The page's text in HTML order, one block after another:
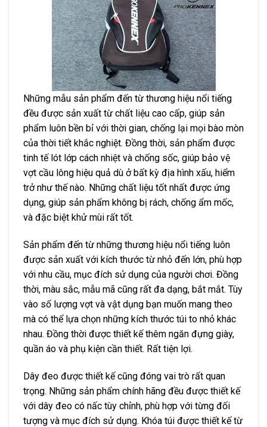
Những mẫu sản phẩm đến từ thương hiệu nổi tiếng
đều được sản xuất từ chất liệu cao cấp, giúp sản
phẩm luôn bền bỉ với thời gian, chống lại mọi bào mòn
của thời tiết khắc nghiệt. Đồng thời, sản phẩm được
tinh tế lót lớp cách nhiệt và chống sốc, giúp bảo vệ
vợt cầu lông hiệu quả dù ở bất kỳ địa hình xấu, hiểm
trở như thế nào. Những chất liệu tốt nhất được ứng
dụng, giúp sản phẩm không bị rách, chống ẩm mốc,
và đặc biệt khử mùi rất tốt.
Sản phẩm đến từ những thương hiệu nổi tiếng luôn
được sản xuất với kích thước từ nhỏ đến lớn, phù hợp
với nhu cầu, mục đích sử dụng của người chơi. Đồng
thời, màu sắc, mẫu mã cũng rất đa dạng, bắt mắt. Tùy
vào số lượng vợt và vật dụng bạn muốn mang theo
mà có thể lựa chọn những kích thước túi to nhỏ khác
nhau. Đồng thời được thiết kế thêm ngăn đựng giày,
quần áo và phụ kiện cần thiết. Rất tiện lợi.
Dây đeo được thiết kế cũng đóng vai trò rất quan
trọng. Những sản phẩm chính hãng đều được thiết kế
với dây đeo có nấc tùy chỉnh, phù hợp với từng đối
tượng và mục đích sử dụng. Khóa túi được thiết kế từ